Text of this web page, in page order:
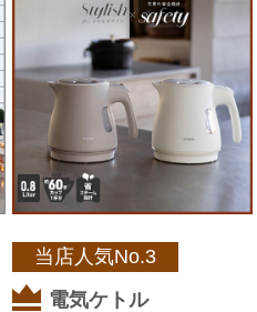
当店人気No.3
電気ケトル